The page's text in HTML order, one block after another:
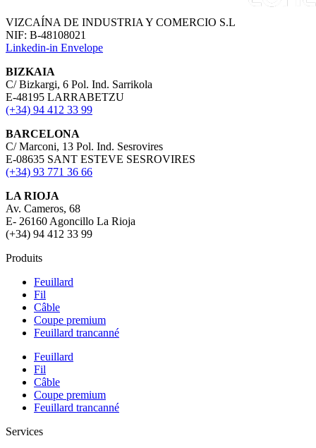
VIZCAÍNA DE INDUSTRIA Y COMERCIO S.L
NIF: B-48108021
Linkedin-in Envelope
BIZKAIA
C/ Bizkargi, 6 Pol. Ind. Sarrikola
E-48195 LARRABETZU
(+34) 94 412 33 99
BARCELONA
C/ Marconi, 13 Pol. Ind. Sesrovires
E-08635 SANT ESTEVE SESROVIRES
(+34) 93 771 36 66
LA RIOJA
Av. Cameros, 68
E- 26160 Agoncillo La Rioja
(+34) 94 412 33 99
Produits
Feuillard
Fil
Câble
Coupe premium
Feuillard trancanné
Feuillard
Fil
Câble
Coupe premium
Feuillard trancanné
Services